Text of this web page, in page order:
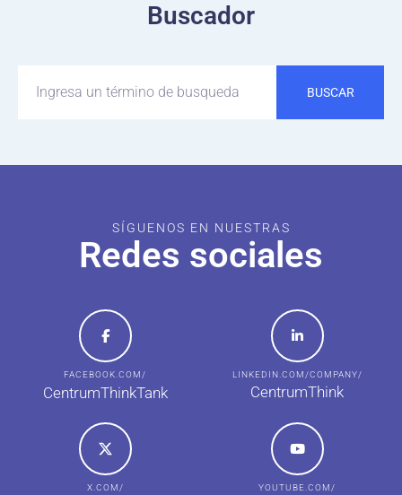
Buscador
BUSCAR
SÍGUENOS EN NUESTRAS
Redes sociales
FACEBOOK.COM/
CentrumThinkTank
LINKEDIN.COM/COMPANY/
CentrumThink
X.COM/ YOUTUBE.COM/